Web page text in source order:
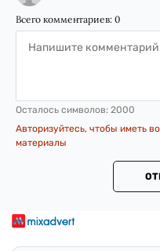
Всего комментариев: 0
Осталось символов: 2000
Авторизуйтесь, чтобы иметь
материалы